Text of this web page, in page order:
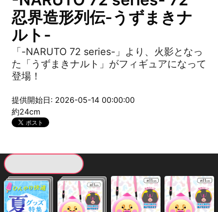
忍界造形列伝-うずまきナ
ルト-
「-NARUTO 72 series-」より、火影となっ
た「うずまきナルト」がフィギュアになって
登場！
提供開始日: 2026-05-14 00:00:00
約24cm